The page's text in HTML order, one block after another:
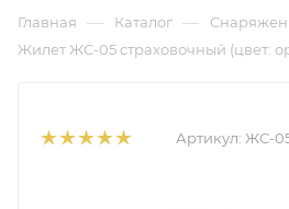
Главная — Каталог —
Жилет ЖС-05 страховочный (цвет:
Артикул: ЖС-